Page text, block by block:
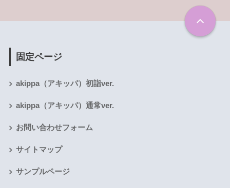
固定ページ
akippa（アキッパ）初詣ver.
akippa（アキッパ）通常ver.
お問い合わせフォーム
サイトマップ
サンプルページ